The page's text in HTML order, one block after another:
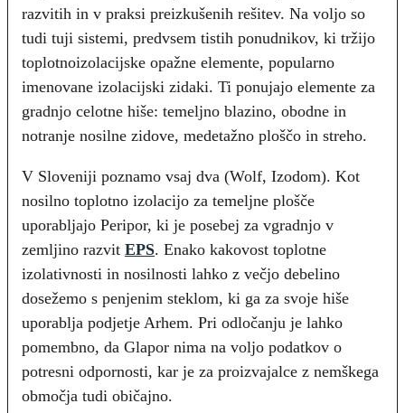
razvitih in v praksi preizkušenih rešitev. Na voljo so
tudi tuji sistemi, predvsem tistih ponudnikov, ki tržijo
toplotnoizolacijske opažne elemente, popularno
imenovane izolacijski zidaki. Ti ponujajo elemente za
gradnjo celotne hiše: temeljno blazino, obodne in
notranje nosilne zidove, medetažno ploščo in streho.
V Sloveniji poznamo vsaj dva (Wolf, Izodom). Kot
nosilno toplotno izolacijo za temeljne plošče
uporabljajo Peripor, ki je posebej za vgradnjo v
zemljino razvit EPS. Enako kakovost toplotne
izolativnosti in nosilnosti lahko z večjo debelino
dosežemo s penjenim steklom, ki ga za svoje hiše
uporablja podjetje Arhem. Pri odločanju je lahko
pomembno, da Glapor nima na voljo podatkov o
potresni odpornosti, kar je za proizvajalce z nemškega
območja tudi običajno.